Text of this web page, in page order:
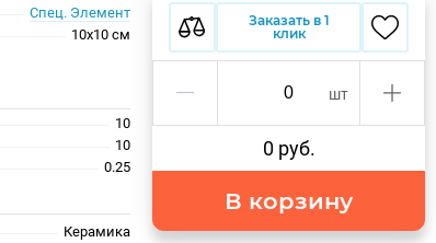
Спец. Элемент
10x10 см
10
10
0.25
Керамика
Заказать в 1
клик
шт
0 руб.
В корзину